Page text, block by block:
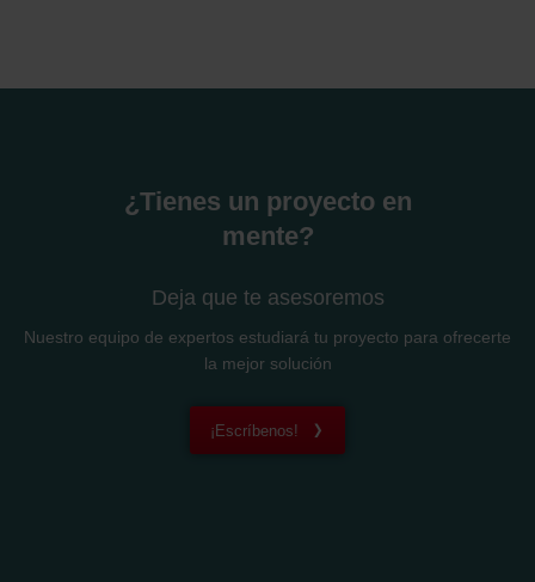
¿Tienes un proyecto en
mente?
Deja que te asesoremos
Nuestro equipo de expertos estudiará tu proyecto para ofrecerte
la mejor solución
¡Escríbenos!